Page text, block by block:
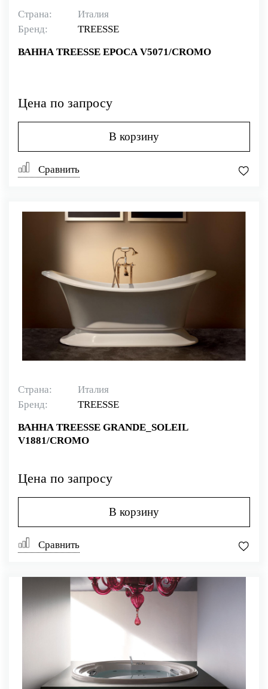
Страна:
Италия
Бренд:
TREESSE
ВАННА TREESSE EPOCA V5071/CROMO
Цена по запросу
В корзину
Сравнить
Страна:
Италия
Бренд:
TREESSE
ВАННА TREESSE GRANDE_SOLEIL
V1881/CROMO
Цена по запросу
В корзину
Сравнить